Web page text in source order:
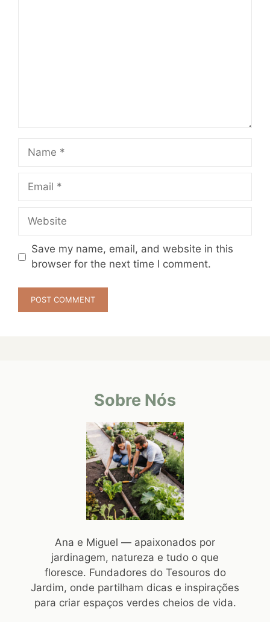
Name
Email
Website
Save my name, email, and website in this
browser for the next time I comment.
Sobre Nós
Ana e Miguel — apaixonados por
jardinagem, natureza e tudo o que
floresce. Fundadores do Tesouros do
Jardim, onde partilham dicas e inspirações
para criar espaços verdes cheios de vida.